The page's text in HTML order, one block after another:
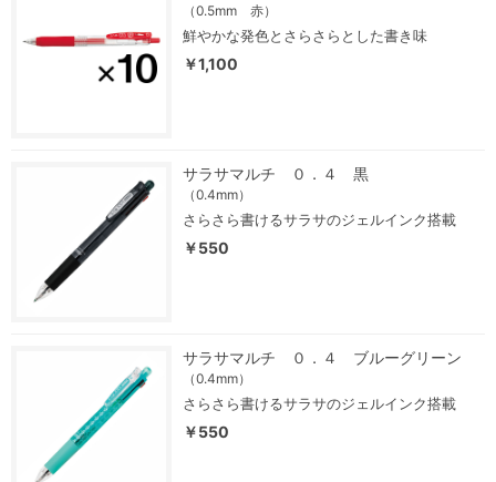
（0.5mm 赤）
鮮やかな発色とさらさらとした書き味
￥1,100
サラサマルチ ０．４ 黒
（0.4mm）
さらさら書けるサラサのジェルインク搭載
￥550
サラサマルチ ０．４ ブルーグリーン
（0.4mm）
さらさら書けるサラサのジェルインク搭載
￥550